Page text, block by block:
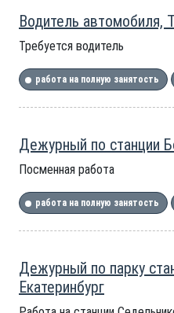
Водитель автомобиля,
Требуется водитель
работа на полную занятость
Дежурный по станции
Посменная работа
работа на полную занятость
Дежурный по парку
Екатеринбург